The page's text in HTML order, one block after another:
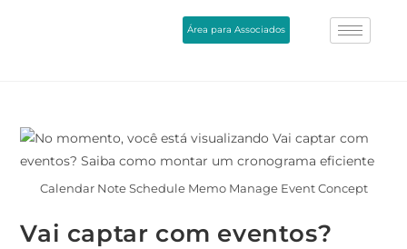
Área para Associados
Calendar Note Schedule Memo Manage Event Concept
Vai captar com eventos?